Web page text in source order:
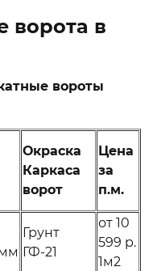
ворота в
вороты
Окраска
Каркаса
ворот
Цена
за
п.м.
Грунт
ГФ-21
от 10
599 р.
1м2